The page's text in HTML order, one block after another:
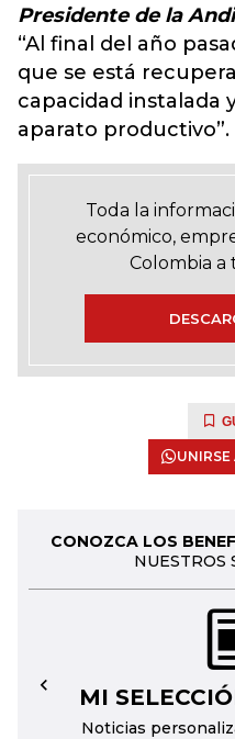
Presidente de la Andi
“Al final del año
que se está
capacidad instalada
aparato productivo”.
Toda la
económico,
Colombia a
CONOZCA LOS
NUESTROS
MI
Noticias
←